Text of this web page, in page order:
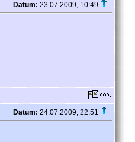
Datum: 23.07.2009, 10:49
Datum: 24.07.2009, 22:51